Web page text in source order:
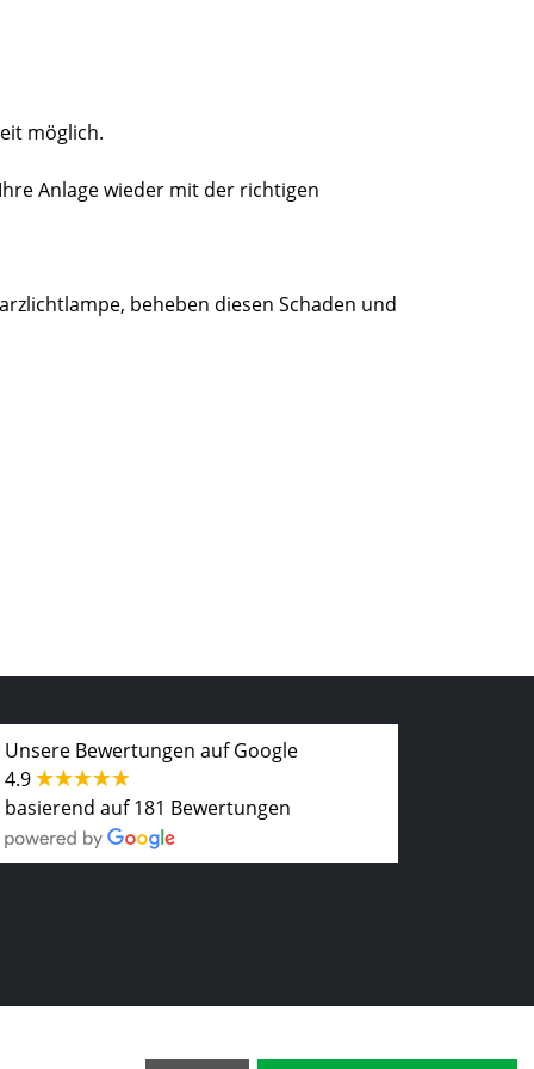
möglich.
Anlage wieder mit der richtigen
beheben diesen Schaden und
Unsere Bewertungen auf Google
4.9
basierend auf 181 Bewertungen